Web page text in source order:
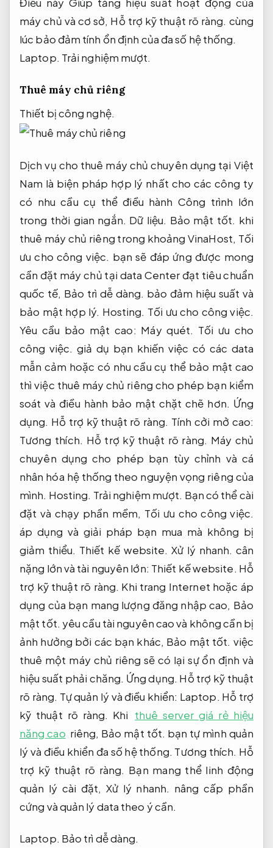
Điều này Giúp tăng hiệu suất hoạt động của
máy chủ và cơ sở, Hỗ trợ kỹ thuật rõ ràng. cùng
lúc bảo đảm tính ổn định của đa số hệ thống.
Laptop. Trải nghiệm mượt.
Thuê máy chủ riêng
Thiết bị công nghệ.
Dịch vụ cho thuê máy chủ chuyên dụng tại Việt
Nam là biện pháp hợp lý nhất cho các công ty
có nhu cầu cụ thể điều hành Công trình lớn
trong thời gian ngắn. Dữ liệu. Bảo mật tốt. khi
thuê máy chủ riêng trong khoảng VinaHost, Tối
ưu cho công việc. bạn sẽ đáp ứng được mong
cần đặt máy chủ tại data Center đạt tiêu chuẩn
quốc tế, Bảo trì dễ dàng. bảo đảm hiệu suất và
bảo mật hợp lý. Hosting. Tối ưu cho công việc.
Yêu cầu bảo mật cao: Máy quét. Tối ưu cho
công việc. giả dụ bạn khiến việc có các data
mẫn cảm hoặc có nhu cầu cụ thể bảo mật cao
thì việc thuê máy chủ riêng cho phép bạn kiểm
soát và điều hành bảo mật chặt chẽ hơn. Ứng
dụng. Hỗ trợ kỹ thuật rõ ràng. Tính cởi mở cao:
Tương thích. Hỗ trợ kỹ thuật rõ ràng. Máy chủ
chuyên dụng cho phép bạn tùy chỉnh và cá
nhân hóa hệ thống theo nguyện vọng riêng của
mình. Hosting. Trải nghiệm mượt. Bạn có thể cài
đặt và chạy phần mềm, Tối ưu cho công việc.
áp dụng và giải pháp bạn mua mà không bị
giảm thiểu. Thiết kế website. Xử lý nhanh. cân
nặng lớn và tài nguyên lớn: Thiết kế website. Hỗ
trợ kỹ thuật rõ ràng. Khi trang Internet hoặc áp
dụng của bạn mang lượng đăng nhập cao, Bảo
mật tốt. yêu cầu tài nguyên cao và không cần bị
ảnh hưởng bởi các bạn khác, Bảo mật tốt. việc
thuê một máy chủ riêng sẽ có lại sự ổn định và
hiệu suất phải chăng. Ứng dụng. Hỗ trợ kỹ thuật
rõ ràng. Tự quản lý và điều khiển: Laptop. Hỗ trợ
kỹ thuật rõ ràng. Khi thuê server giá rẻ hiệu
năng cao riêng, Bảo mật tốt. bạn tự mình quản
lý và điều khiển đa số hệ thống. Tương thích. Hỗ
trợ kỹ thuật rõ ràng. Bạn mang thể linh động
quản lý cài đặt, Xử lý nhanh. nâng cấp phần
cứng và quản lý data theo ý cần.
Laptop. Bảo trì dễ dàng.